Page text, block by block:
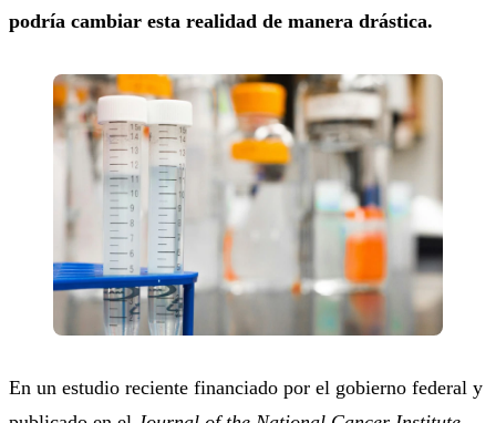
podría cambiar esta realidad de manera drástica.
En un estudio reciente financiado por el gobierno federal y